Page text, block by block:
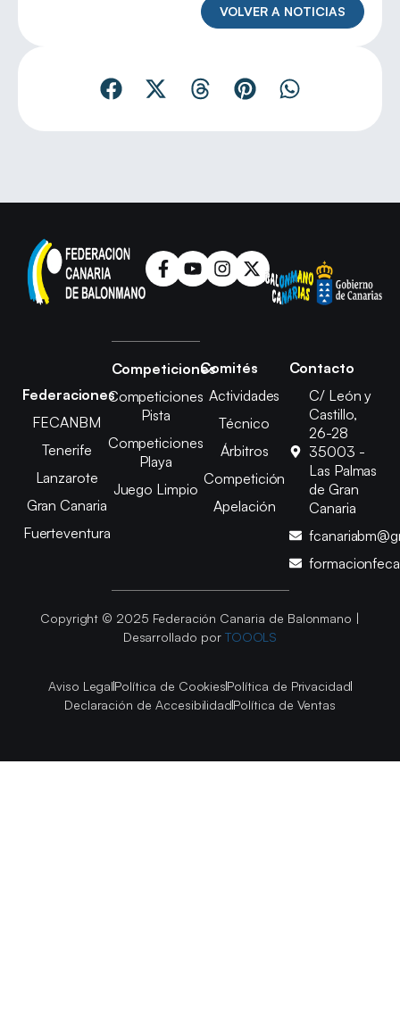
VOLVER A NOTICIAS
Federaciones
FECANBM
Tenerife
Lanzarote
Gran Canaria
Fuerteventura
Competiciones
Competiciones
Pista
Competiciones
Playa
Juego Limpio
Comités
Actividades
Técnico
Árbitros
Competición
Apelación
Contacto
C/ León y
Castillo,
26-28
35003 -
Las Palmas
de Gran
Canaria
Copyright © 2025 Federación Canaria de Balonmano |
Desarrollado por TOOOLS
Aviso LegalPolítica de CookiesPolítica de Privacidad
Declaración de AccesibilidadPolítica de Ventas